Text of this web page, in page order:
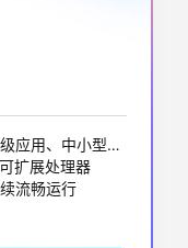
（实例费）
中小类型和规模的企业级应用、中小型数据库系统、缓存、搜索集群
扩展处理器
流畅运行